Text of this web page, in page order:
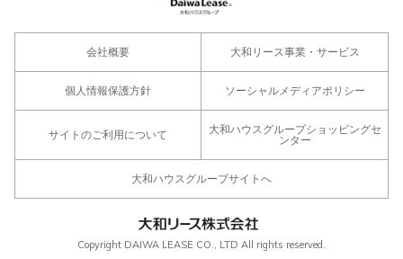
会社概要 大和リース事業・サービス
個人情報保護方針 ソーシャルメディアポリシー
サイトのご利用について
大和ハウスグループショッピングセ
ンター
大和ハウスグループサイトへ
Copyright DAIWA LEASE CO., LTD All rights reserved.